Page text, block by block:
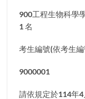
900工程生物科
1 名
考生編號(依考生
9000001
請依規定於114年